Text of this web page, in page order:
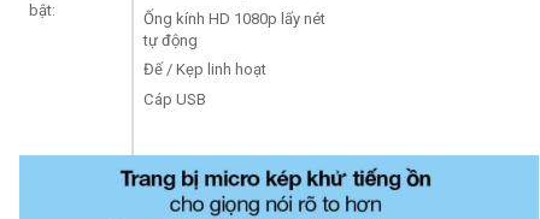
bật:
Ống kính HD 1080p lấy nét
tự động
Đế / Kẹp linh hoạt
Cáp USB